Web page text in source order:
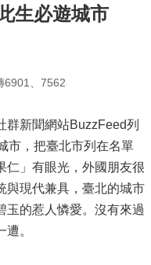
生必遊城市
6901、7562
群新聞網站BuzzFeed列
市，把臺北市列在名單
仁」有眼光，外國朋友很
與現代兼具，臺北的城市
玉的惹人憐愛。沒有來過
。